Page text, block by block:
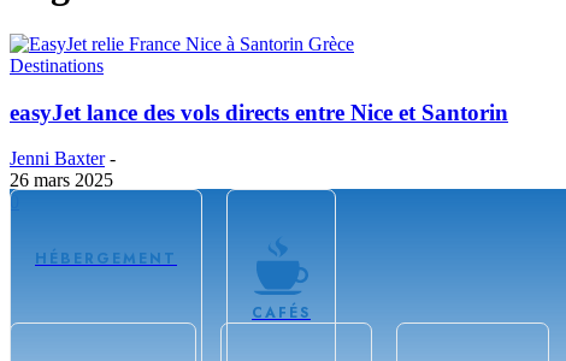
Destinations
easyJet lance des vols directs entre Nice et Santorin
Jenni Baxter -
26 mars 2025
0
HÉBERGEMENT
CAFÉS